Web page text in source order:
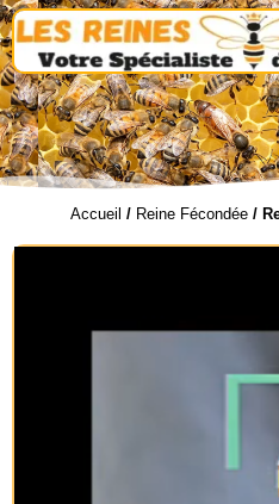
Accueil / Reine Fécondée/